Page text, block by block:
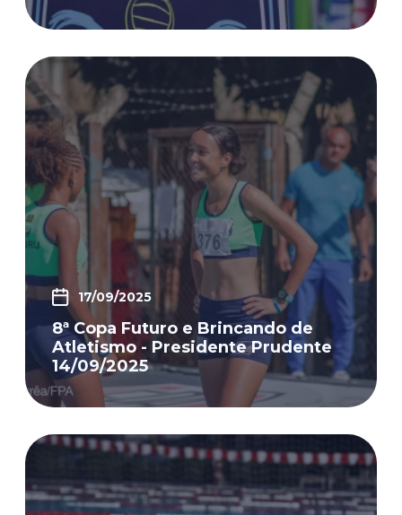
17/09/2025
8ª Copa Futuro e Brincando de
Atletismo - Presidente Prudente
14/09/2025